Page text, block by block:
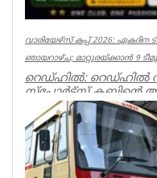
വാരിയേഴ്സ് കപ്പ് 2026: ഏകദിന
ഞായറാഴ്ച; മാറ്റുരയ്ക്കാൻ 9
റെഡ്ഹിൽ: റെഡ്ഹിൽ
സ്പോർട്സ് ക്ലബ്ബിന്റെ
സംഘടിപ്പിക്കുന്ന
Associations